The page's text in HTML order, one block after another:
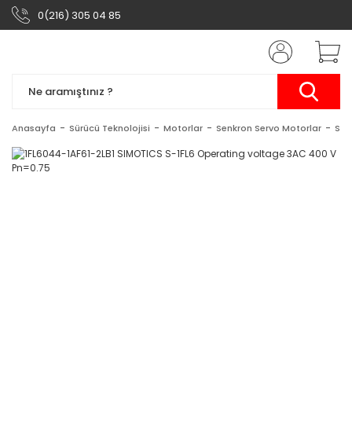
0(216) 305 04 85
Anasayfa Sürücü Teknolojisi Motorlar Senkron Servo Motorlar